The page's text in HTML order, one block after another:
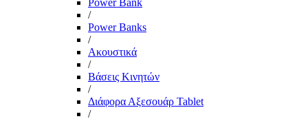
Power Bank
/
Power Banks
/
Ακουστικά
/
Βάσεις Κινητών
/
Διάφορα Αξεσουάρ Tablet
/